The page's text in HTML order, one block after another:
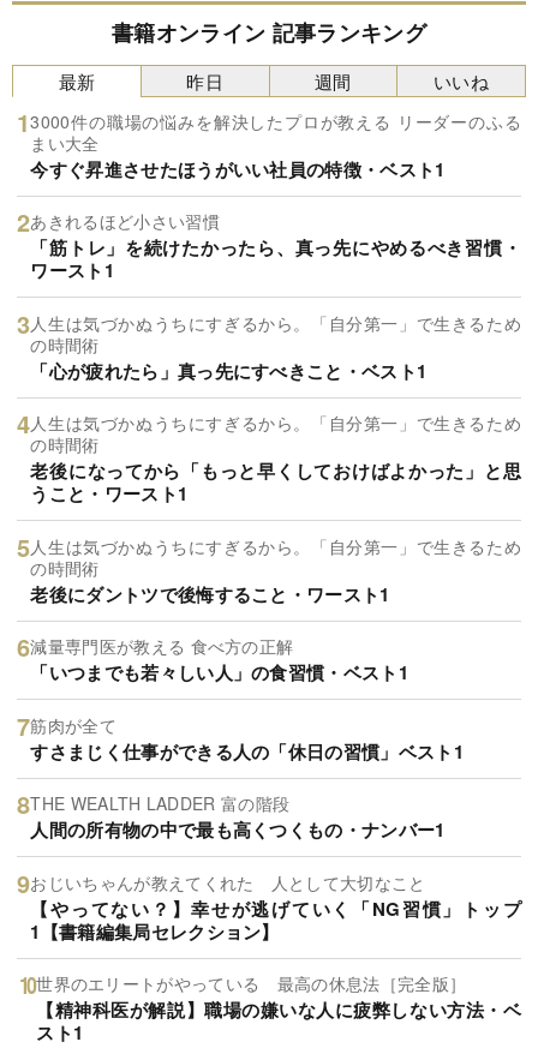
書籍オンライン 記事ランキング
最新
3000件の職場の悩みを解決したプロが教える リーダーのふる
まい大全
今すぐ昇進させたほうがいい社員の特徴・ベスト1
あきれるほど小さい習慣
「筋トレ」を続けたかったら、真っ先にやめるべき習慣・
ワースト1
人生は気づかぬうちにすぎるから。「自分第一」で生きるため
の時間術
「心が疲れたら」真っ先にすべきこと・ベスト1
人生は気づかぬうちにすぎるから。「自分第一」で生きるため
の時間術
老後になってから「もっと早くしておけばよかった」と思
うこと・ワースト1
人生は気づかぬうちにすぎるから。「自分第一」で生きるため
の時間術
老後にダントツで後悔すること・ワースト1
減量専門医が教える 食べ方の正解
「いつまでも若々しい人」の食習慣・ベスト1
筋肉が全て
すさまじく仕事ができる人の「休日の習慣」ベスト1
THE WEALTH LADDER 富の階段
人間の所有物の中で最も高くつくもの・ナンバー1
おじいちゃんが教えてくれた 人として大切なこと
【やってない？】幸せが逃げていく「NG習慣」トップ
1【書籍編集局セレクション】
世界のエリートがやっている 最高の休息法［完全版］
【精神科医が解説】職場の嫌いな人に疲弊しない方法・ベ
スト1
昨日 週間 いいね